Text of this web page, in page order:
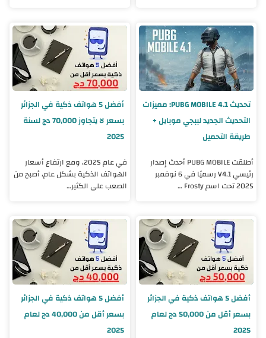
تحديث PUBG MOBILE 4.1: مميزات
التحديث الجديد لببجي موبايل +
طريقة التحميل
أطلقت PUBG MOBILE أحدث إصدار
رئيسي V4.1 رسميًا في 6 نوفمبر
2025 تحت اسم Frosty …
أفضل 5 هواتف ذكية في الجزائر
بسعر لا يتجاوز 70,000 دج لسنة
2025
في عام 2025، ومع ارتفاع أسعار
الهواتف الذكية بشكل عام، أصبح من
الصعب على الكثير…
أفضل 5 هواتف ذكية في الجزائر
بسعر أقل من 50,000 دج لعام
2025
أفضل 5 هواتف ذكية في الجزائر
بسعر أقل من 40,000 دج لعام
2025